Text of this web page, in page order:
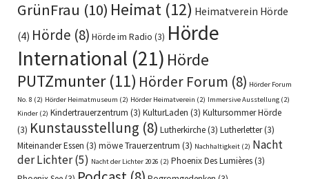
GrünFrau (10) Heimat (12) Heimatverein Hörde
(4) Hörde (8) Hörde im Radio (3) Hörde
International (21) Hörde
PUTZmunter(11) Hörder Forum (8) Hörder Forum
No. 8 (2) Hörder Heimatmuseum (2) Hörder Heimatverein (2) Immersive Ausstellung (2)
Kinder (2) Kindertrauerzentrum (3) KulturLaden (3) Kultursommer Hörde
(3) Kunstausstellung (8) Lutherkirche(3) Lutherletter(3)
Miteinander Essen (3) möwe Trauerzentrum (3) Nachhaltigkeit (2) Nacht
der Lichter(5) Nacht der Lichter 2026 (2) Phoenix Des Lumières(3)